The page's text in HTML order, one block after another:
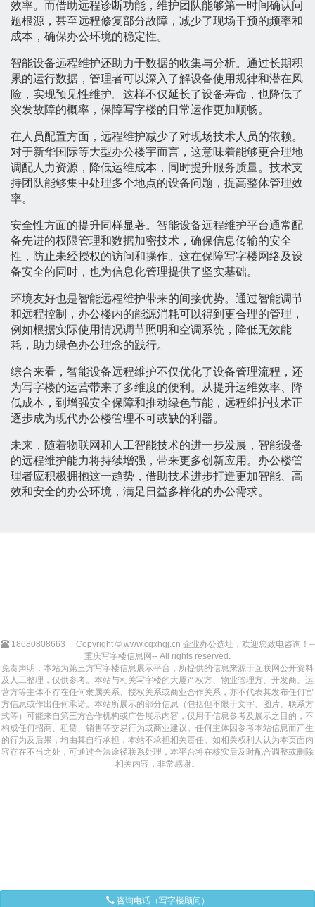
效率。而借助远程诊断功能，维护团队能够第一时间确认问
题根源，甚至远程修复部分故障，减少了现场干预的频率和
成本，确保办公环境的稳定性。
智能设备远程维护还助力于数据的收集与分析。通过长期积
累的运行数据，管理者可以深入了解设备使用规律和潜在风
险，实现预见性维护。这样不仅延长了设备寿命，也降低了
突发故障的概率，保障写字楼的日常运作更加顺畅。
在人员配置方面，远程维护减少了对现场技术人员的依赖。
对于新华国际等大型办公楼宇而言，这意味着能够更合理地
调配人力资源，降低运维成本，同时提升服务质量。技术支
持团队能够集中处理多个地点的设备问题，提高整体管理效
率。
安全性方面的提升同样显著。智能设备远程维护平台通常配
备先进的权限管理和数据加密技术，确保信息传输的安全
性，防止未经授权的访问和操作。这在保障写字楼网络及设
备安全的同时，也为信息化管理提供了坚实基础。
环境友好也是智能远程维护带来的间接优势。通过智能调节
和远程控制，办公楼内的能源消耗可以得到更合理的管理，
例如根据实际使用情况调节照明和空调系统，降低无效能
耗，助力绿色办公理念的践行。
综合来看，智能设备远程维护不仅优化了设备管理流程，还
为写字楼的运营带来了多维度的便利。从提升运维效率、降
低成本，到增强安全保障和推动绿色节能，远程维护技术正
逐步成为现代办公楼管理不可或缺的利器。
未来，随着物联网和人工智能技术的进一步发展，智能设备
的远程维护能力将持续增强，带来更多创新应用。办公楼管
理者应积极拥抱这一趋势，借助技术进步打造更加智能、高
效和安全的办公环境，满足日益多样化的办公需求。
18680808663
Copyright © www.cqxhgj.cn 企业办公选址，欢迎您致电咨询！--
重庆写字楼信息网-- All rights reserved.
免责声明：本站为第三方写字楼信息展示平台，所提供的信息来源于互联网公开资料
及人工整理，仅供参考。本站与相关写字楼的大厦产权方、物业管理方、开发商、运
营方等主体不存在任何隶属关系、授权关系或商业合作关系，亦不代表其发布任何官
方信息或作出任何承诺。本站所展示的部分信息（包括但不限于文字、图片、联系方
式等）可能来自第三方合作机构或广告展示内容，仅用于信息参考及展示之目的，不
构成任何招商、租赁、销售等交易行为或商业建议。任何主体因参考本站信息而产生
的行为及后果，均由其自行承担，本站不承担相关责任。如相关权利人认为本页面内
容存在不当之处，可通过合法途径联系处理，本平台将在核实后及时配合调整或删除
相关内容，非常感谢。
咨询电话（写字楼顾问）